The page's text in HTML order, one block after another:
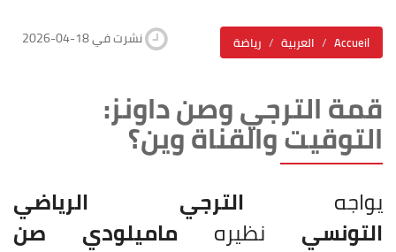
رياضة العربية Accueil 2026-04-18 نشرت في
قمة الترجي وصن داونز:
التوقيت والقناة وين؟
يواجه الترجي الرياضي
التونسي نظيره ماميلودي صن